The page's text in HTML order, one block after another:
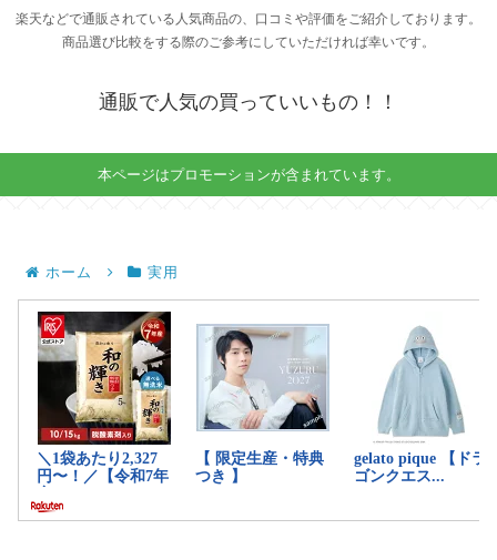
楽天などで通販されている人気商品の、口コミや評価をご紹介しております。
商品選び比較をする際のご参考にしていただければ幸いです。
通販で人気の買っていいもの！！
本ページはプロモーションが含まれています。
ホーム 実用